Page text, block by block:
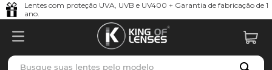
Lentes com proteção UVA, UVB e UV400 + Garantia de fabricação de 1
ano.
Busque suas lentes pelo modelo